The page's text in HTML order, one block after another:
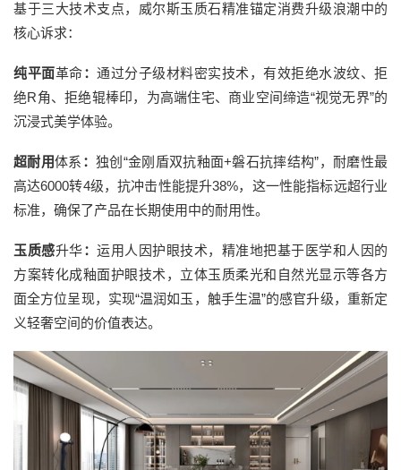
基于三大技术支点，威尔斯玉质石精准锚定消费升级浪潮中的
核心诉求：
纯平面革命： 通过分子级材料密实技术，有效拒绝水波纹、拒
绝R角、拒绝辊棒印，为高端住宅、商业空间缔造“视觉无界”的
沉浸式美学体验。
超耐用体系 ： 独创“金刚盾双抗釉面+磐石抗摔结构”，耐磨性最
高达6000转4级，抗冲击性能提升38%，这一性能指标远超行业
标准，确保了产品在长期使用中的耐用性。
玉质感升华： 运用人因护眼技术，精准地把基于医学和人因的
方案转化成釉面护眼技术，立体玉质柔光和自然光显示等各方
面全方位呈现，实现“温润如玉，触手生温”的感官升级，重新定
义轻奢空间的价值表达。